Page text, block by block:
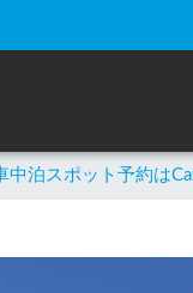
中泊スポット予約は